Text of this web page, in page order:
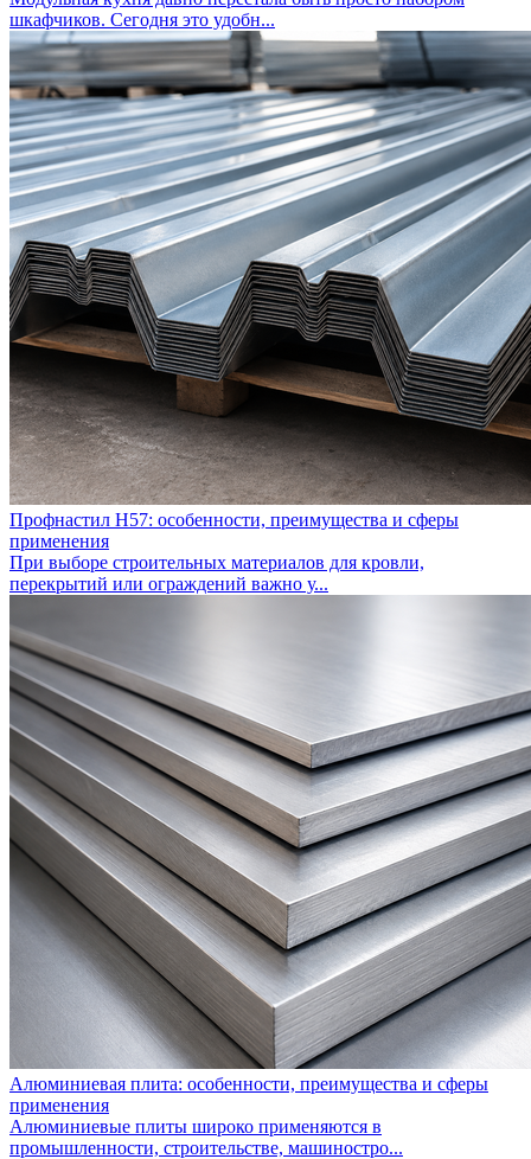
шкафчиков. Сегодня это удобн...
Профнастил Н57: особенности, преимущества и сферы
применения
При выборе строительных материалов для кровли,
перекрытий или ограждений важно у...
Алюминиевая плита: особенности, преимущества и сферы
применения
Алюминиевые плиты широко применяются в
промышленности, строительстве, машиностро...